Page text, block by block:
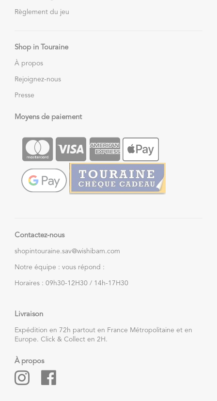
Règlement du jeu
Shop in Touraine
À propos
Rejoignez-nous
Presse
Moyens de paiement
Contactez-nous
shopintouraine.sav@wishibam.com
Notre équipe : vous répond :
Horaires : 09h30-12H30 / 14h-17H30
Livraison
Expédition en 72h partout en France Métropolitaine et en
Europe. Click & Collect en 2H.
À propos